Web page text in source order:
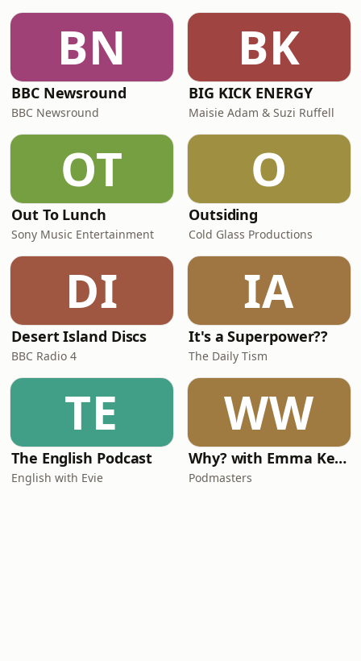
BN
BBC Newsround
BBC Newsround
BK
BIG KICK ENERGY
Maisie Adam & Suzi Ruffell
OT
Out To Lunch
Sony Music Entertainment
O
Outsiding
Cold Glass Productions
DI
Desert Island Discs
BBC Radio 4
IA
It's a Superpower??
The Daily Tism
TE
The English Podcast
English with Evie
WW
Why? with Emma Kennedy
Podmasters